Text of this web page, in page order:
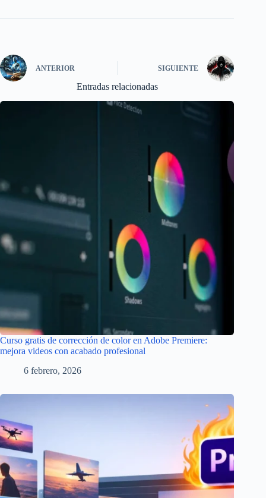
ANTERIOR SIGUIENTE
Entradas relacionadas
Curso gratis de corrección de color en Adobe Premiere:
mejora videos con acabado profesional
6 febrero, 2026